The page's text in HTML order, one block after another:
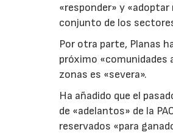
«responder» y
conjunto de los
Por otra parte, Planas
próximo
zonas es «severa».
Ha añadido que el
de «adelantos» de la
reservados «para